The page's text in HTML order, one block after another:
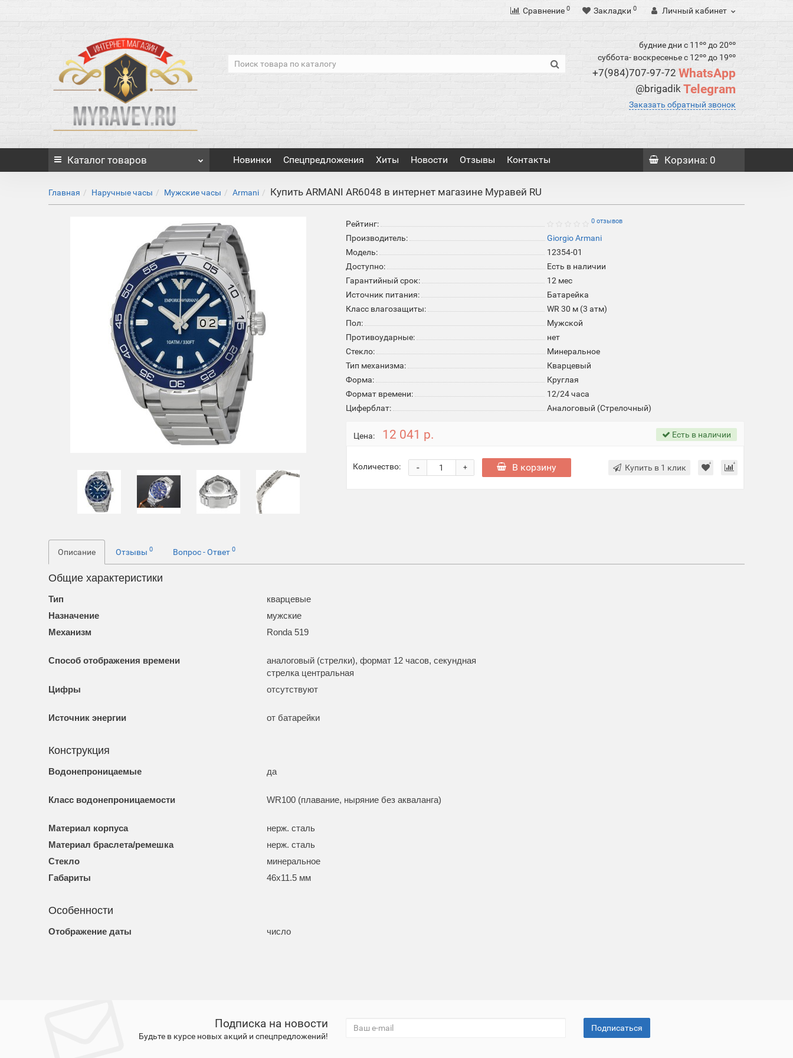
Сравнение 0 Закладки 0 Личный кабинет
будние дни с 11ºº до 20ºº
суббота- воскресенье с 12ºº до 19ºº
+7(984)707-97-72 WhatsApp
@brigadikTelegram
Заказать обратный звонок
Каталог товаров Новинки Спецпредложения Хиты Новости Отзывы Контакты Корзина: 0
Главная Наручные часы Мужские часы Armani Купить ARMANI AR6048 в интернет магазине Муравей RU
Рейтинг: 0 отзывов
Производитель:
Giorgio Armani
Модель:
12354-01
Доступно:
Есть в наличии
Гарантийный срок:
12 мес
Источник питания:
Батарейка
Класс влагозащиты:
WR 30 м (3 атм)
Пол:
Мужской
Противоударные:
нет
Стекло:
Минеральное
Тип механизма:
Кварцевый
Форма:
Круглая
Формат времени:
12/24 часа
Циферблат:
Аналоговый (Стрелочный)
Цена: 12 041 р. Есть в наличии
Количество: +
- В корзину Купить в 1 клик
Описание Отзывы0 Вопрос - Ответ0
Общие характеристики
Тип
кварцевые
Назначение
мужские
Механизм
Ronda 519
Способ отображения времени
аналоговый (стрелки), формат 12 часов, секундная
стрелка центральная
Цифры
отсутствуют
Источник энергии от батарейки
Конструкция
Водонепроницаемые да
Класс водонепроницаемости WR100 (плавание, ныряние без акваланга)
Материал корпуса
нерж. сталь
Материал браслета/ремешка
нерж. сталь
Стекло
минеральное
Габариты
46x11.5 мм
Особенности
Отображение даты число
Подписка на новости
Будьте в курсе новых акций и спецпредложений!
Подписаться